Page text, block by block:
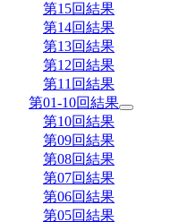
第15回結果
第14回結果
第13回結果
第12回結果
第11回結果
第01-10回結果
第10回結果
第09回結果
第08回結果
第07回結果
第06回結果
第05回結果